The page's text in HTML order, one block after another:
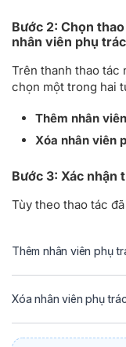
Bước 2: Chọn
nhân viên phụ
Trên thanh thao tác
chọn một trong hai
Thêm nhân
Xóa nhân viên
Bước 3: Xác nhận
Tùy theo thao tác
Thêm nhân viên phụ
Xóa nhân viên phụ